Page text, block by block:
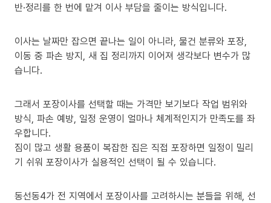
반·정리를 한 번에 맡겨 이사 부담을 줄이는 방식입니다.
이사는 날짜만 잡으면 끝나는 일이 아니라, 물건 분류와 포장,
이동 중 파손 방지, 새 집 정리까지 이어져 생각보다 변수가 많
습니다.
그래서 포장이사를 선택할 때는 가격만 보기보다 작업 범위와
방식, 파손 예방, 일정 운영이 얼마나 체계적인지가 만족도를 좌
우합니다.
짐이 많고 생활 용품이 복잡한 집은 직접 포장하면 일정이 밀리
기 쉬워 포장이사가 실용적인 선택이 될 수 있습니다.
동선동4가 전 지역에서 포장이사를 고려하시는 분들을 위해, 선